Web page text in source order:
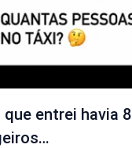
que entrei havia 8